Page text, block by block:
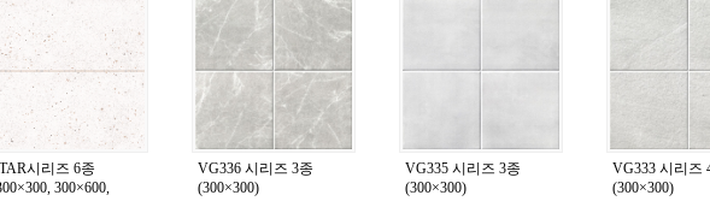
시리즈 6종
300×600,
VG336 시리즈 3종
(300×300)
VG335 시리즈 3종
(300×300)
VG333 시리즈
(300×300)